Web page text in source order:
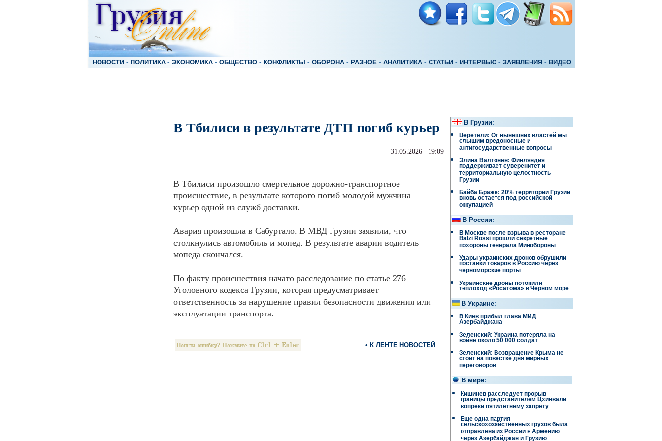
НОВОСТИ • ПОЛИТИКА • ЭКОНОМИКА • ОБЩЕСТВО • КОНФЛИКТЫ • ОБОРОНА • РАЗНОЕ • АНАЛИТИКА • СТАТЬИ • ИНТЕРВЬЮ • ЗАЯВЛЕНИЯ • ВИДЕО
В Тбилиси в результате ДТП погиб курьер
31.05.2026 19:09
В Тбилиси произошло смертельное дорожно-транспортное
происшествие, в результате которого погиб молодой мужчина —
курьер одной из служб доставки.
Авария произошла в Сабуртало. В МВД Грузии заявили, что
столкнулись автомобиль и мопед. В результате аварии водитель
мопеда скончался.
По факту происшествия начато расследование по статье 276
Уголовного кодекса Грузии, которая предусматривает
ответственность за нарушение правил безопасности движения или
эксплуатации транспорта.
• К ЛЕНТЕ НОВОСТЕЙ
В Грузии:
Церетели: От нынешних властей мы
слышим вредоносные и
антигосударственные вопросы
Элина Валтонен: Финляндия
поддерживает суверенитет и
территориальную целостность
Грузии
Байба Браже: 20% территории Грузии
вновь остается под российской
оккупацией
В России:
В Москве после взрыва в ресторане
Balzi Rossi прошли секретные
похороны генерала Минобороны
Удары украинских дронов обрушили
поставки товаров в Россию через
черноморские порты
Украинские дроны потопили
теплоход «Росатома» в Черном море
В Украине:
В Киев прибыл глава МИД
Азербайджана
Зеленский: Украина потеряла на
войне около 50 000 солдат
Зеленский: Возвращение Крыма не
стоит на повестке дня мирных
переговоров
В мире:
Кишинев расследует прорыв
границы представителем Цхинвали
вопреки пятилетнему запрету
Еще одна партия
сельскохозяйственных грузов была
отправлена ​​из России в Армению